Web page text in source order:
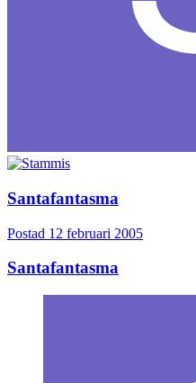
Santafantasma
Postad 12 februari 2005
Santafantasma